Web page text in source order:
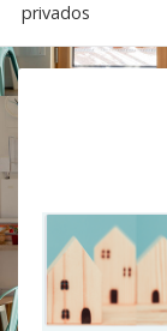
privados